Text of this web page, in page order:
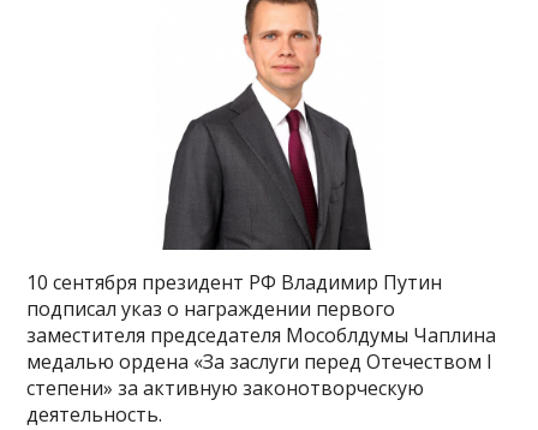
10 сентября президент РФ Владимир Путин
подписал указ о награждении первого
заместителя председателя Мособлдумы Чаплина
медалью ордена «За заслуги перед Отечеством I
степени» за активную законотворческую
деятельность.